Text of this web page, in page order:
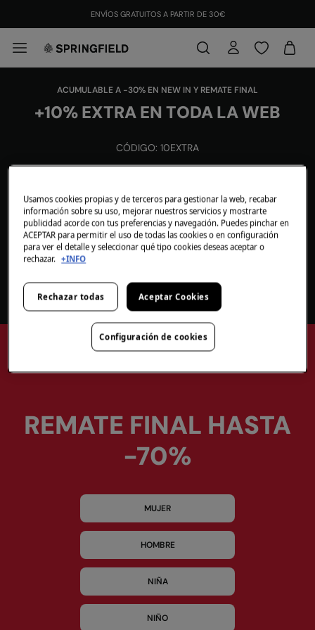
ACUMULABLE A -30% EN NEW IN Y REMATE FINAL
+10% EXTRA EN TODA LA WEB
CÓDIGO: 10EXTRA
HOMBRE
NIÑA
REMATE FINAL HASTA
-70%
MUJER
HOMBRE
NIÑA
NIÑO
Usamos cookies propias y de terceros para gestionar la web, recabar
información sobre su uso, mejorar nuestros servicios y mostrarte
publicidad acorde con tus preferencias y navegación. Puedes pinchar en
ACEPTAR para permitir el uso de todas las cookies o en configuración
para ver el detalle y seleccionar qué tipo cookies deseas aceptar o
rechazar. +INFO
Rechazar todas Aceptar Cookies
Configuración de cookies